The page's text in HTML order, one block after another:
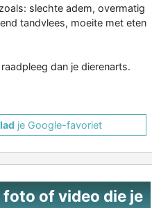
slechte adem, overmatig
tandvlees, moeite met eten
dan je dierenarts.
je Google-favoriet
foto of video die je